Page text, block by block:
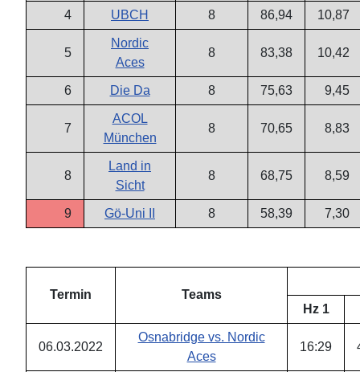
4 UBCH 8 86,94 10,87
5
Nordic
Aces
8 83,38 10,42
6 Die Da 8 75,63 9,45
7
ACOL
München
8 70,65 8,83
8
Land in
Sicht
8 68,75 8,59
9 Gö-Uni II 8 58,39 7,30
Termin
Teams
Hz 1
06.03.2022
Osnabridge vs. Nordic
Aces
16:29